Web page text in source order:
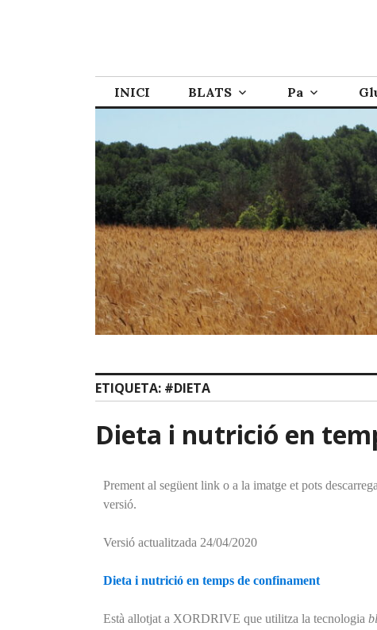
INICI BLATS Pa
ETIQUETA: #DIETA
Dieta i nutrició en
Prement al següent link o a la imatge et pots
versió.
Versió actualitzada 24/04/2020
Dieta i nutrició en temps de confinament
Està allotjat a XORDRIVE que utilitza la tecnologia